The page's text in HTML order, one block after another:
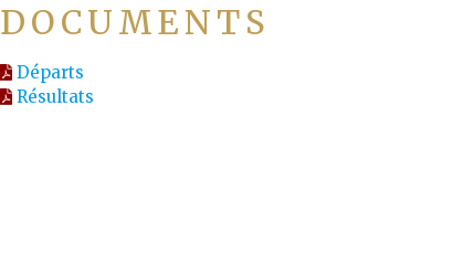
DOCUMENTS
Départs
Résultats